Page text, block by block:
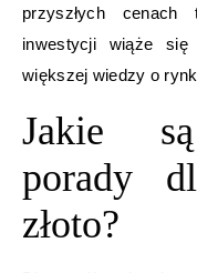
przyszłych
inwestycji wiąże
większej wiedzy o
Jakie są
porady
złoto?